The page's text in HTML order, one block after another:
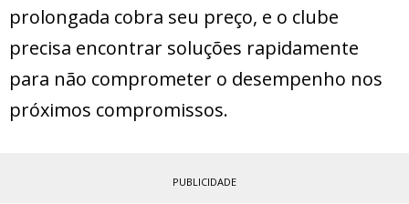
prolongada cobra seu preço, e o clube
precisa encontrar soluções rapidamente
para não comprometer o desempenho nos
próximos compromissos.
PUBLICIDADE